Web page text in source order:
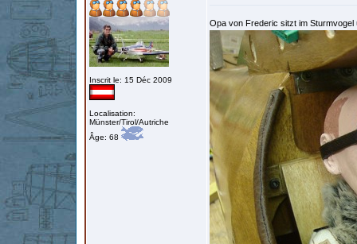
Inscrit le: 15 Déc 2009
Localisation:
Münster/Tirol/Autriche
Âge: 68
Opa von Frederic sitzt im